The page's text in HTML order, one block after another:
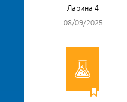
Ларина 4
08/09/2025